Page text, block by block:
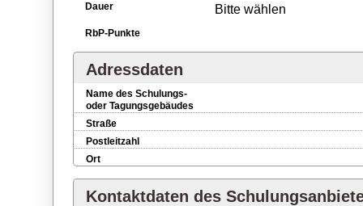
Dauer
Bitte wählen
RbP-Punkte
Adressdaten
Name des Schulungs-
oder Tagungsgebäudes
Straße
Postleitzahl
Ort
Kontaktdaten des